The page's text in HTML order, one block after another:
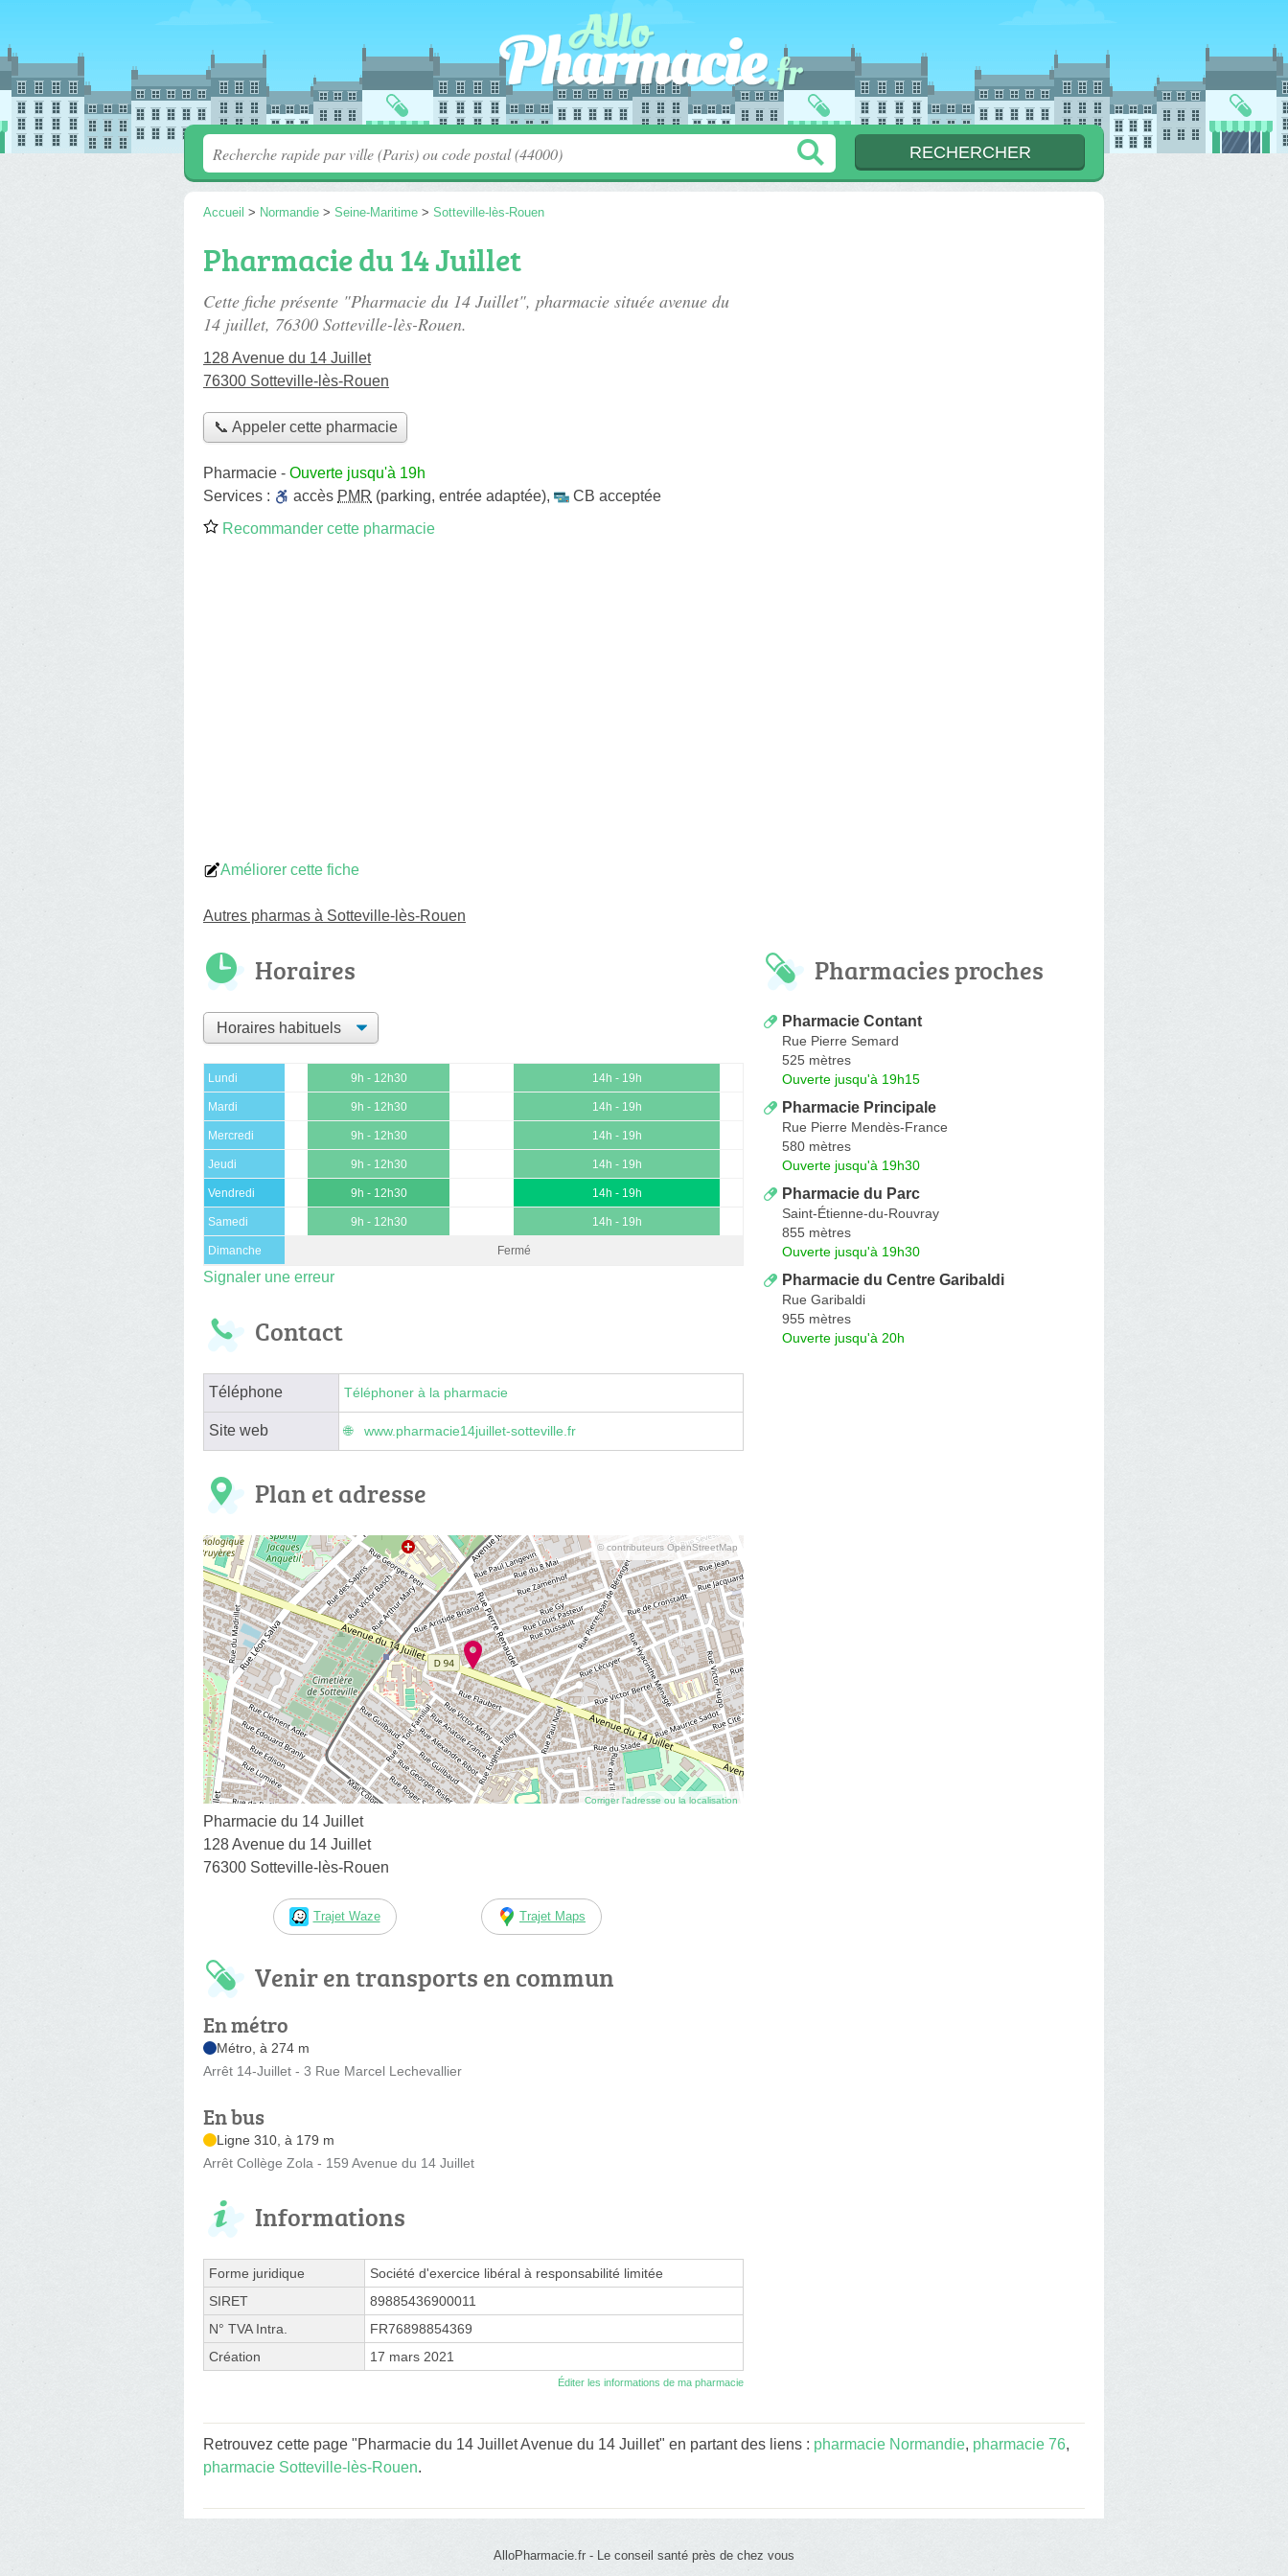
Accueil > Normandie > Seine-Maritime > Sotteville-lès-Rouen
Pharmacie du 14 Juillet
Cette fiche présente "Pharmacie du 14 Juillet", pharmacie située avenue du
14 juillet, 76300 Sotteville-lès-Rouen.
128 Avenue du 14 Juillet
76300 Sotteville-lès-Rouen
📞 Appeler cette pharmacie
Pharmacie - Ouverte jusqu'à 19h
Services :
accès PMR (parking, entrée adaptée),
CB acceptée
Recommander cette pharmacie
Améliorer cette fiche
Autres pharmas à Sotteville-lès-Rouen
Horaires
Lundi 9h - 12h30 14h - 19h
Mardi 9h - 12h30 14h - 19h
Mercredi 9h - 12h30 14h - 19h
Jeudi 9h - 12h30 14h - 19h
Vendredi 9h - 12h30 14h - 19h
Samedi 9h - 12h30 14h - 19h
Dimanche Fermé
Signaler une erreur
Contact
Téléphone Téléphoner à la pharmacie
Site web www.pharmacie14juillet-sotteville.fr
Plan et adresse
© contributeurs OpenStreetMap
Corriger l’adresse ou la localisation
Pharmacie du 14 Juillet
128 Avenue du 14 Juillet
76300 Sotteville-lès-Rouen
Trajet Waze Trajet Maps
Venir en transports en commun
En métro
Métro, à 274 m
Arrêt 14-Juillet - 3 Rue Marcel Lechevallier
En bus
Ligne 310, à 179 m
Arrêt Collège Zola - 159 Avenue du 14 Juillet
Informations
Forme juridique
Société d'exercice libéral à responsabilité limitée
SIRET
89885436900011
N° TVA Intra.
FR76898854369
Création
17 mars 2021
Éditer les informations de ma pharmacie
Pharmacies proches
Pharmacie Contant
Rue Pierre Semard
525 mètres
Ouverte jusqu'à 19h15
Pharmacie Principale
Rue Pierre Mendès-France
580 mètres
Ouverte jusqu'à 19h30
Pharmacie du Parc
Saint-Étienne-du-Rouvray
855 mètres
Ouverte jusqu'à 19h30
Pharmacie du Centre Garibaldi
Rue Garibaldi
955 mètres
Ouverte jusqu'à 20h
Retrouvez cette page "Pharmacie du 14 Juillet Avenue du 14 Juillet" en partant des liens : pharmacie Normandie, pharmacie 76,
pharmacie Sotteville-lès-Rouen.
AlloPharmacie.fr - Le conseil santé près de chez vous